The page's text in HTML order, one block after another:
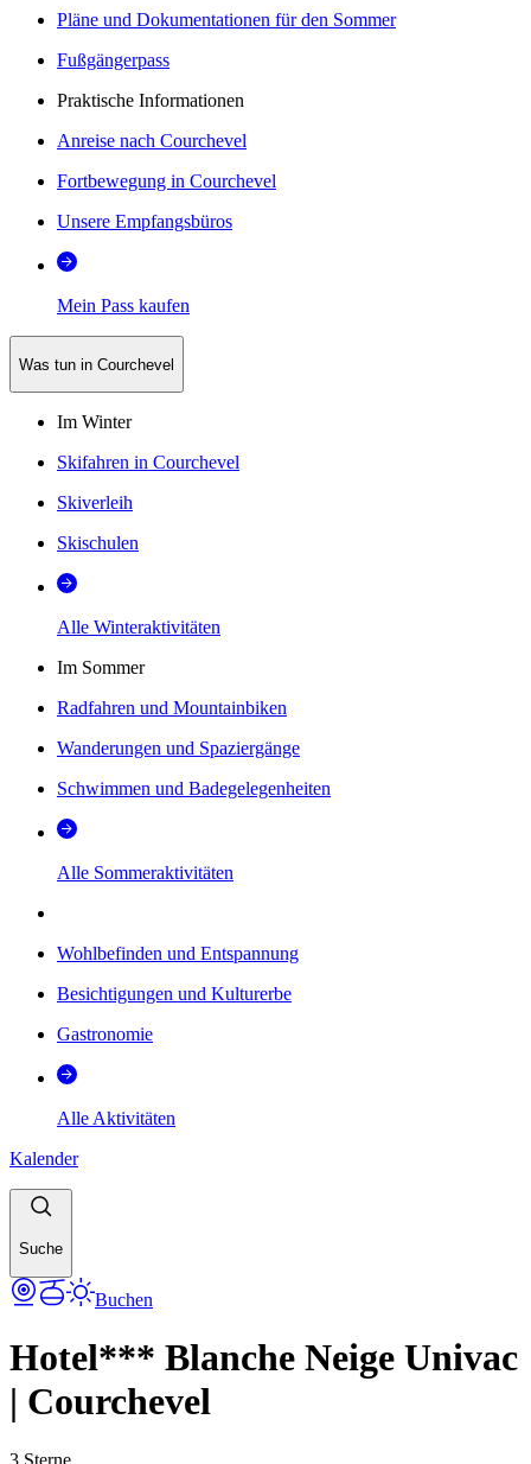
Pläne und Dokumentationen für den Sommer
Fußgängerpass
Praktische Informationen
Anreise nach Courchevel
Fortbewegung in Courchevel
Unsere Empfangsbüros
Mein Pass kaufen
Was tun in Courchevel
Im Winter
Skifahren in Courchevel
Skiverleih
Skischulen
Alle Winteraktivitäten
Im Sommer
Radfahren und Mountainbiken
Wanderungen und Spaziergänge
Schwimmen und Badegelegenheiten
Alle Sommeraktivitäten
Wohlbefinden und Entspannung
Besichtigungen und Kulturerbe
Gastronomie
Alle Aktivitäten
Kalender
Suche
Buchen
Hotel*** Blanche Neige Univac
| Courchevel
3 Sterne